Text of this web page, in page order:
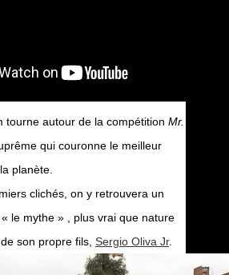
tourne autour de la compétition Mr.
qui couronne le meilleur
planète.
clichés, on y retrouvera un
le mythe » , plus vrai que nature
son propre fils, Sergio Oliva Jr.